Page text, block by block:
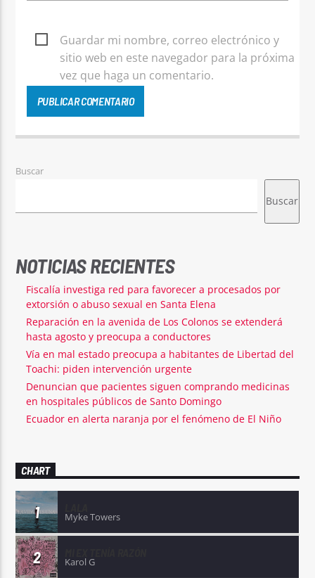
Guardar mi nombre, correo electrónico y
sitio web en este navegador para la próxima
vez que haga un comentario.
Buscar
Buscar
NOTICIAS RECIENTES
Fiscalía investiga red para favorecer a procesados por
extorsión o abuso sexual en Santa Elena
Reparación en la avenida de Los Colonos se extenderá
hasta agosto y preocupa a conductores
Vía en mal estado preocupa a habitantes de Libertad del
Toachi: piden intervención urgente
Denuncian que pacientes siguen comprando medicinas
en hospitales públicos de Santo Domingo
Ecuador en alerta naranja por el fenómeno de El Niño
CHART
1 Myke Towers
2 Karol G